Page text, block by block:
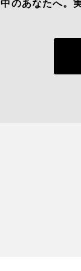
のあなたへ。